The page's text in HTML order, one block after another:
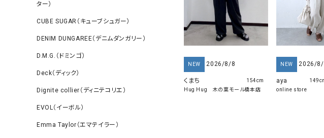
ター）
CUBE SUGAR（キューブシュガー）
DENIM DUNGAREE（デニムダンガリー）
D.M.G.（ドミンゴ）
Deck（ディック）
Dignite collier（ディニテコリエ）
EVOL（イーボル）
Emma Taylor（エマテイラー）
NEW 2026/8/8
くまち
Hug Hug 木の葉モール橋本店
154cm
NEW 2026/8/
aya
online store